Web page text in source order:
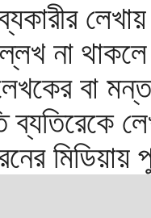
না
বা
ব্যতিরেকে
মিডিয়ায়